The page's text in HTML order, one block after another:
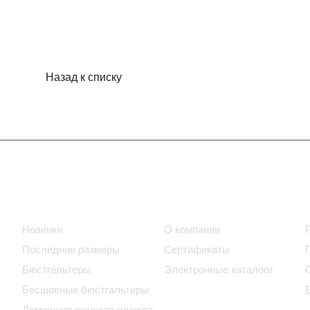
Назад к списку
Новинки
Последние размеры
Бюстгальтеры
Бесшовные бюстгальтеры
О компании
Сертификаты
Электронные каталоги